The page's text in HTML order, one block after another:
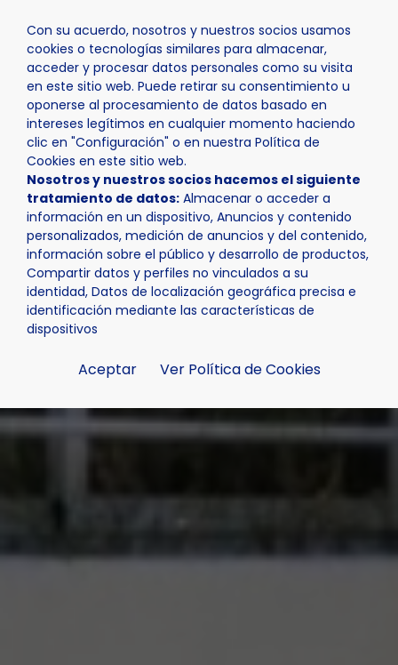
Con su acuerdo, nosotros y nuestros socios usamos
cookies o tecnologías similares para almacenar,
acceder y procesar datos personales como su visita
en este sitio web. Puede retirar su consentimiento u
oponerse al procesamiento de datos basado en
intereses legítimos en cualquier momento haciendo
clic en "Configuración" o en nuestra Política de
Cookies en este sitio web.
Nosotros y nuestros socios hacemos el siguiente
tratamiento de datos: Almacenar o acceder a
información en un dispositivo, Anuncios y contenido
personalizados, medición de anuncios y del contenido,
información sobre el público y desarrollo de productos,
Compartir datos y perfiles no vinculados a su
identidad, Datos de localización geográfica precisa e
identificación mediante las características de
dispositivos
Aceptar Ver Política de Cookies
Inicio Actualidad Noticias Noticia - “Vía Verde”